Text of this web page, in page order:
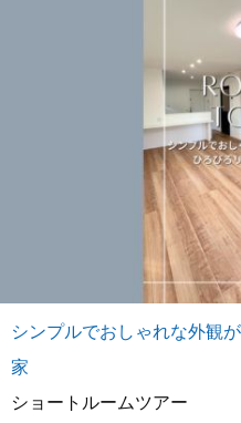
シンプルでおしゃれな外観
家
ショートルームツアー